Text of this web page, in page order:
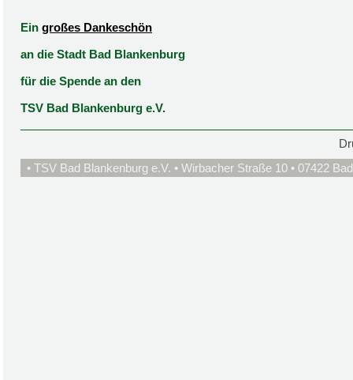
Ein großes Dankeschön
an die Stadt Bad Blankenburg
für die Spende an den
TSV Bad Blankenburg e.V.
• TSV Bad Blankenburg e.V. • Wirbacher Straße 10 • 07422